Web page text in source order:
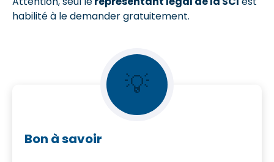
habilité à le demander gratuitement.
💡
Bon à savoir